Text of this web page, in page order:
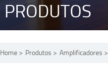
PRODUTOS
Home Produtos Amplificadores